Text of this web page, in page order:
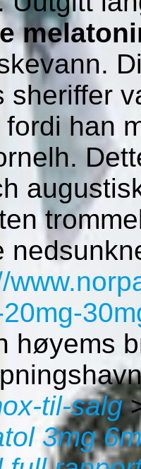
sheriffer
han
høyems
til-salg
3mg